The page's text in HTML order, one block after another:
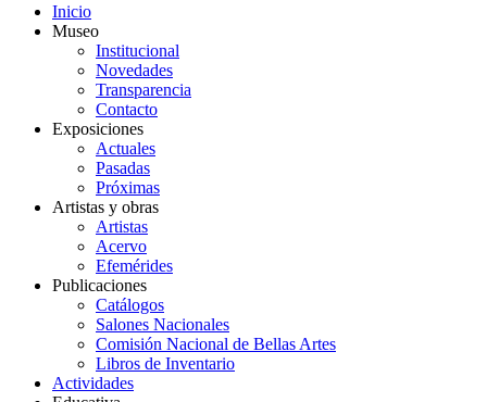
Inicio
Museo
Institucional
Novedades
Transparencia
Contacto
Exposiciones
Actuales
Pasadas
Próximas
Artistas y obras
Artistas
Acervo
Efemérides
Publicaciones
Catálogos
Salones Nacionales
Comisión Nacional de Bellas Artes
Libros de Inventario
Actividades